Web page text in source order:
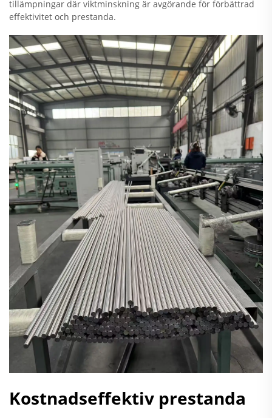
tillämpningar där viktminskning är avgörande för förbättrad
effektivitet och prestanda.
Kostnadseffektiv prestanda